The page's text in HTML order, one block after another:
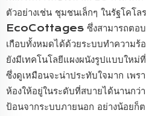
ตัวอย่างเช่น ชุมชนเล็กๆ ในรัฐโคโล
EcoCottages ซึ่งสามารถตอบส
เกือบทั้งหมดได้ด้วยระบบทำความ
ยังมีเทคโนโลยีแผงผนังรูปแบบให
ซึ่งดูเหมือนจะน่าประทับใจมาก เพ
ห้องให้อยู่ในระดับที่สบายได้นานกว่
ป้อนจากระบบภายนอก อย่างน้อยก็